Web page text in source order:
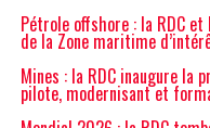
Pétrole offshore : la RDC
de la Zone maritime
Mines : la RDC inaugure la
pilote, modernisant et